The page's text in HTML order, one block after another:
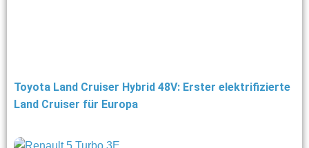
Toyota Land Cruiser Hybrid 48V: Erster elektrifizierte
Land Cruiser für Europa